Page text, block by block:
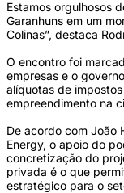
Estamos orgulhosos
Garanhuns em um
Colinas”, destaca
O encontro foi
empresas e o
alíquotas de
empreendimento na
De acordo com João
Energy, o apoio do
concretização do
privada é o que
estratégico para o